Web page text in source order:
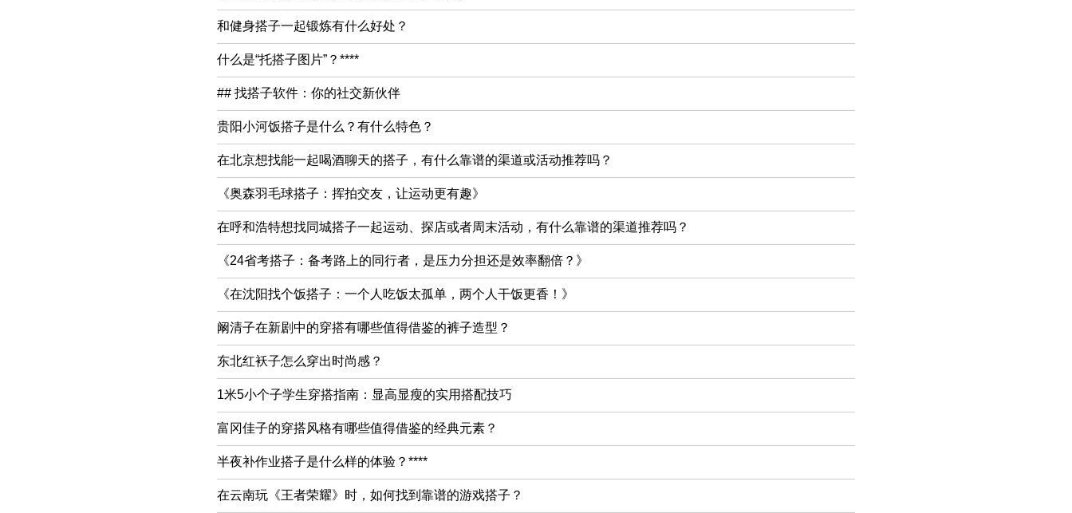
和健身搭子一起锻炼有什么好处？
什么是“托搭子图片”？****
## 找搭子软件：你的社交新伙伴
贵阳小河饭搭子是什么？有什么特色？
在北京想找能一起喝酒聊天的搭子，有什么靠谱的渠道或活动推荐吗？
《奥森羽毛球搭子：挥拍交友，让运动更有趣》
在呼和浩特想找同城搭子一起运动、探店或者周末活动，有什么靠谱的渠道推荐吗？
《24省考搭子：备考路上的同行者，是压力分担还是效率翻倍？》
《在沈阳找个饭搭子：一个人吃饭太孤单，两个人干饭更香！》
阚清子在新剧中的穿搭有哪些值得借鉴的裤子造型？
东北红袄子怎么穿出时尚感？
1米5小个子学生穿搭指南：显高显瘦的实用搭配技巧
富冈佳子的穿搭风格有哪些值得借鉴的经典元素？
半夜补作业搭子是什么样的体验？****
在云南玩《王者荣耀》时，如何找到靠谱的游戏搭子？